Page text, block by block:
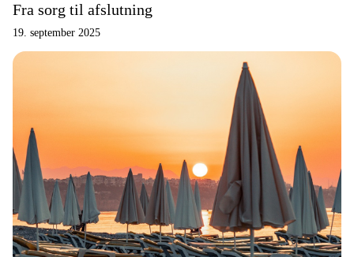
Fra sorg til afslutning
19. september 2025